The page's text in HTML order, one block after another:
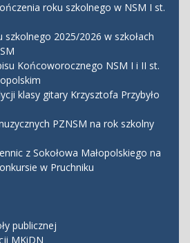
roku szkolnego w NSM I st.
szkolnego 2025/2026 w szkołach
Końcoworocznego NSM I i II st.
klasy gitary Krzysztofa Przybyło
PZNSM na rok szkolny
z Sokołowa Małopolskiego na
w Pruchniku
publicznej
MKiDN